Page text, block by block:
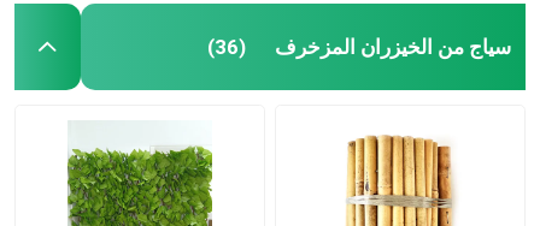
سياج من الخيزران المزخرف (36)